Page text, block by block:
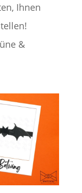
Ihnen
&